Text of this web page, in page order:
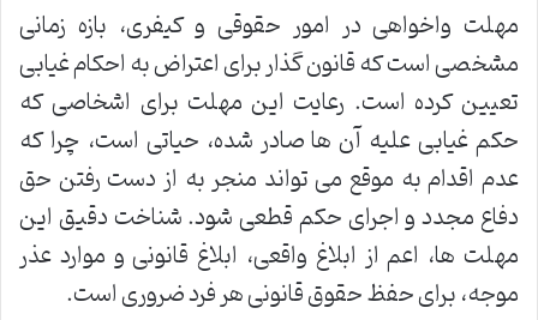
مهلت واخواهی در امور حقوقی و کیفری، بازه زمانی
مشخصی است که قانون گذار برای اعتراض به احکام غیابی
تعیین کرده است. رعایت این مهلت برای اشخاصی که
حکم غیابی علیه آن ها صادر شده، حیاتی است، چرا که
عدم اقدام به موقع می تواند منجر به از دست رفتن حق
دفاع مجدد و اجرای حکم قطعی شود. شناخت دقیق این
مهلت ها، اعم از ابلاغ واقعی، ابلاغ قانونی و موارد عذر
موجه، برای حفظ حقوق قانونی هر فرد ضروری است.